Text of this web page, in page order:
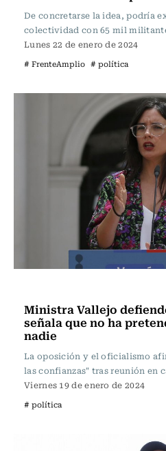
De concretarse la idea, podría
colectividad con 65 mil
Lunes 22 de enero de 2024
# FrenteAmplio # política
Ministra Vallejo
señala que no ha
nadie
La oposición y el oficialismo
las confianzas" tras reunión en
Viernes 19 de enero de 2024
# política